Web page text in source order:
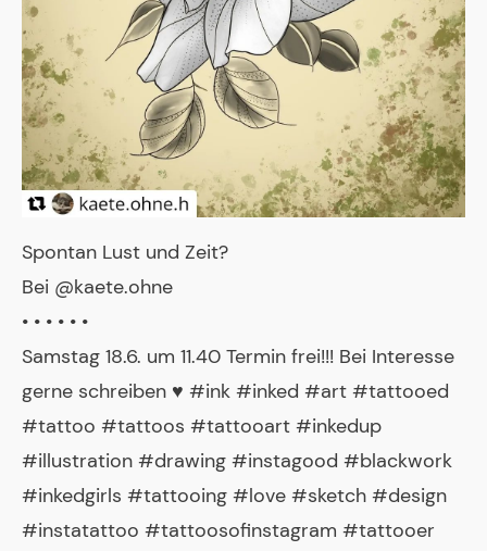
Spontan Lust und Zeit?
Bei @kaete.ohne
• • • • • •
Samstag 18.6. um 11.40 Termin frei!!! Bei Interesse
gerne schreiben ♥️ #ink #inked #art #tattooed
#tattoo #tattoos #tattooart #inkedup
#illustration #drawing #instagood #blackwork
#inkedgirls #tattooing #love #sketch #design
#instatattoo #tattoosofinstagram #tattooer